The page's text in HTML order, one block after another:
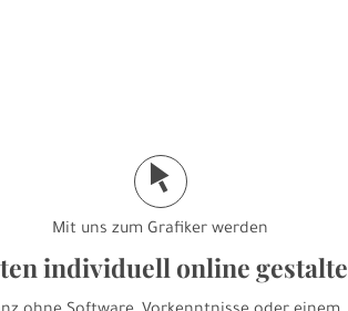
j
Mit uns zum Grafiker werden
individuell online